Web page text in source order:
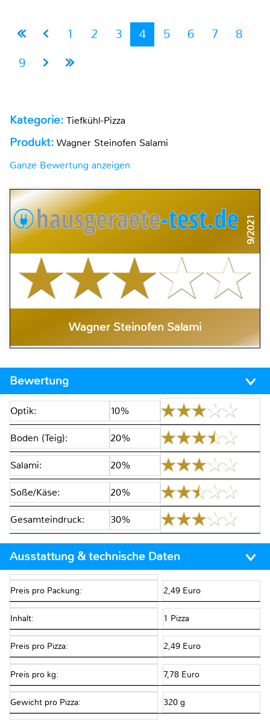
1 2 3 4 5 6 7
8
9
Kategorie: Tiefkühl-Pizza
Produkt: Wagner Steinofen Salami
Ganze Bewertung anzeigen
9/2021
Wagner Steinofen Salami
Bewertung
Optik: 10%
Boden (Teig): 20%
Salami: 20%
Soße/Käse: 20%
Gesamteindruck: 30%
Ausstattung & technische Daten
Preis pro Packung: 2,49 Euro
Inhalt: 1 Pizza
Preis pro Pizza: 2,49 Euro
Preis pro kg: 7,78 Euro
Gewicht pro Pizza: 320 g